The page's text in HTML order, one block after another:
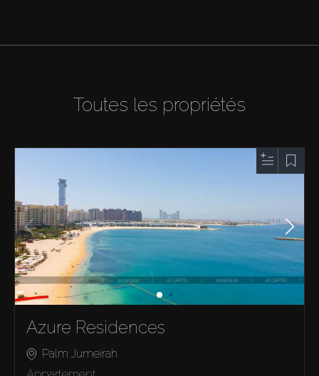
Toutes les propriétés
Azure Residences
Palm Jumeirah